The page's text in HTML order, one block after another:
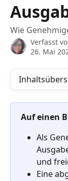
Wie
Verfasst
26. Mai
Auf einen
Als
und
Eine